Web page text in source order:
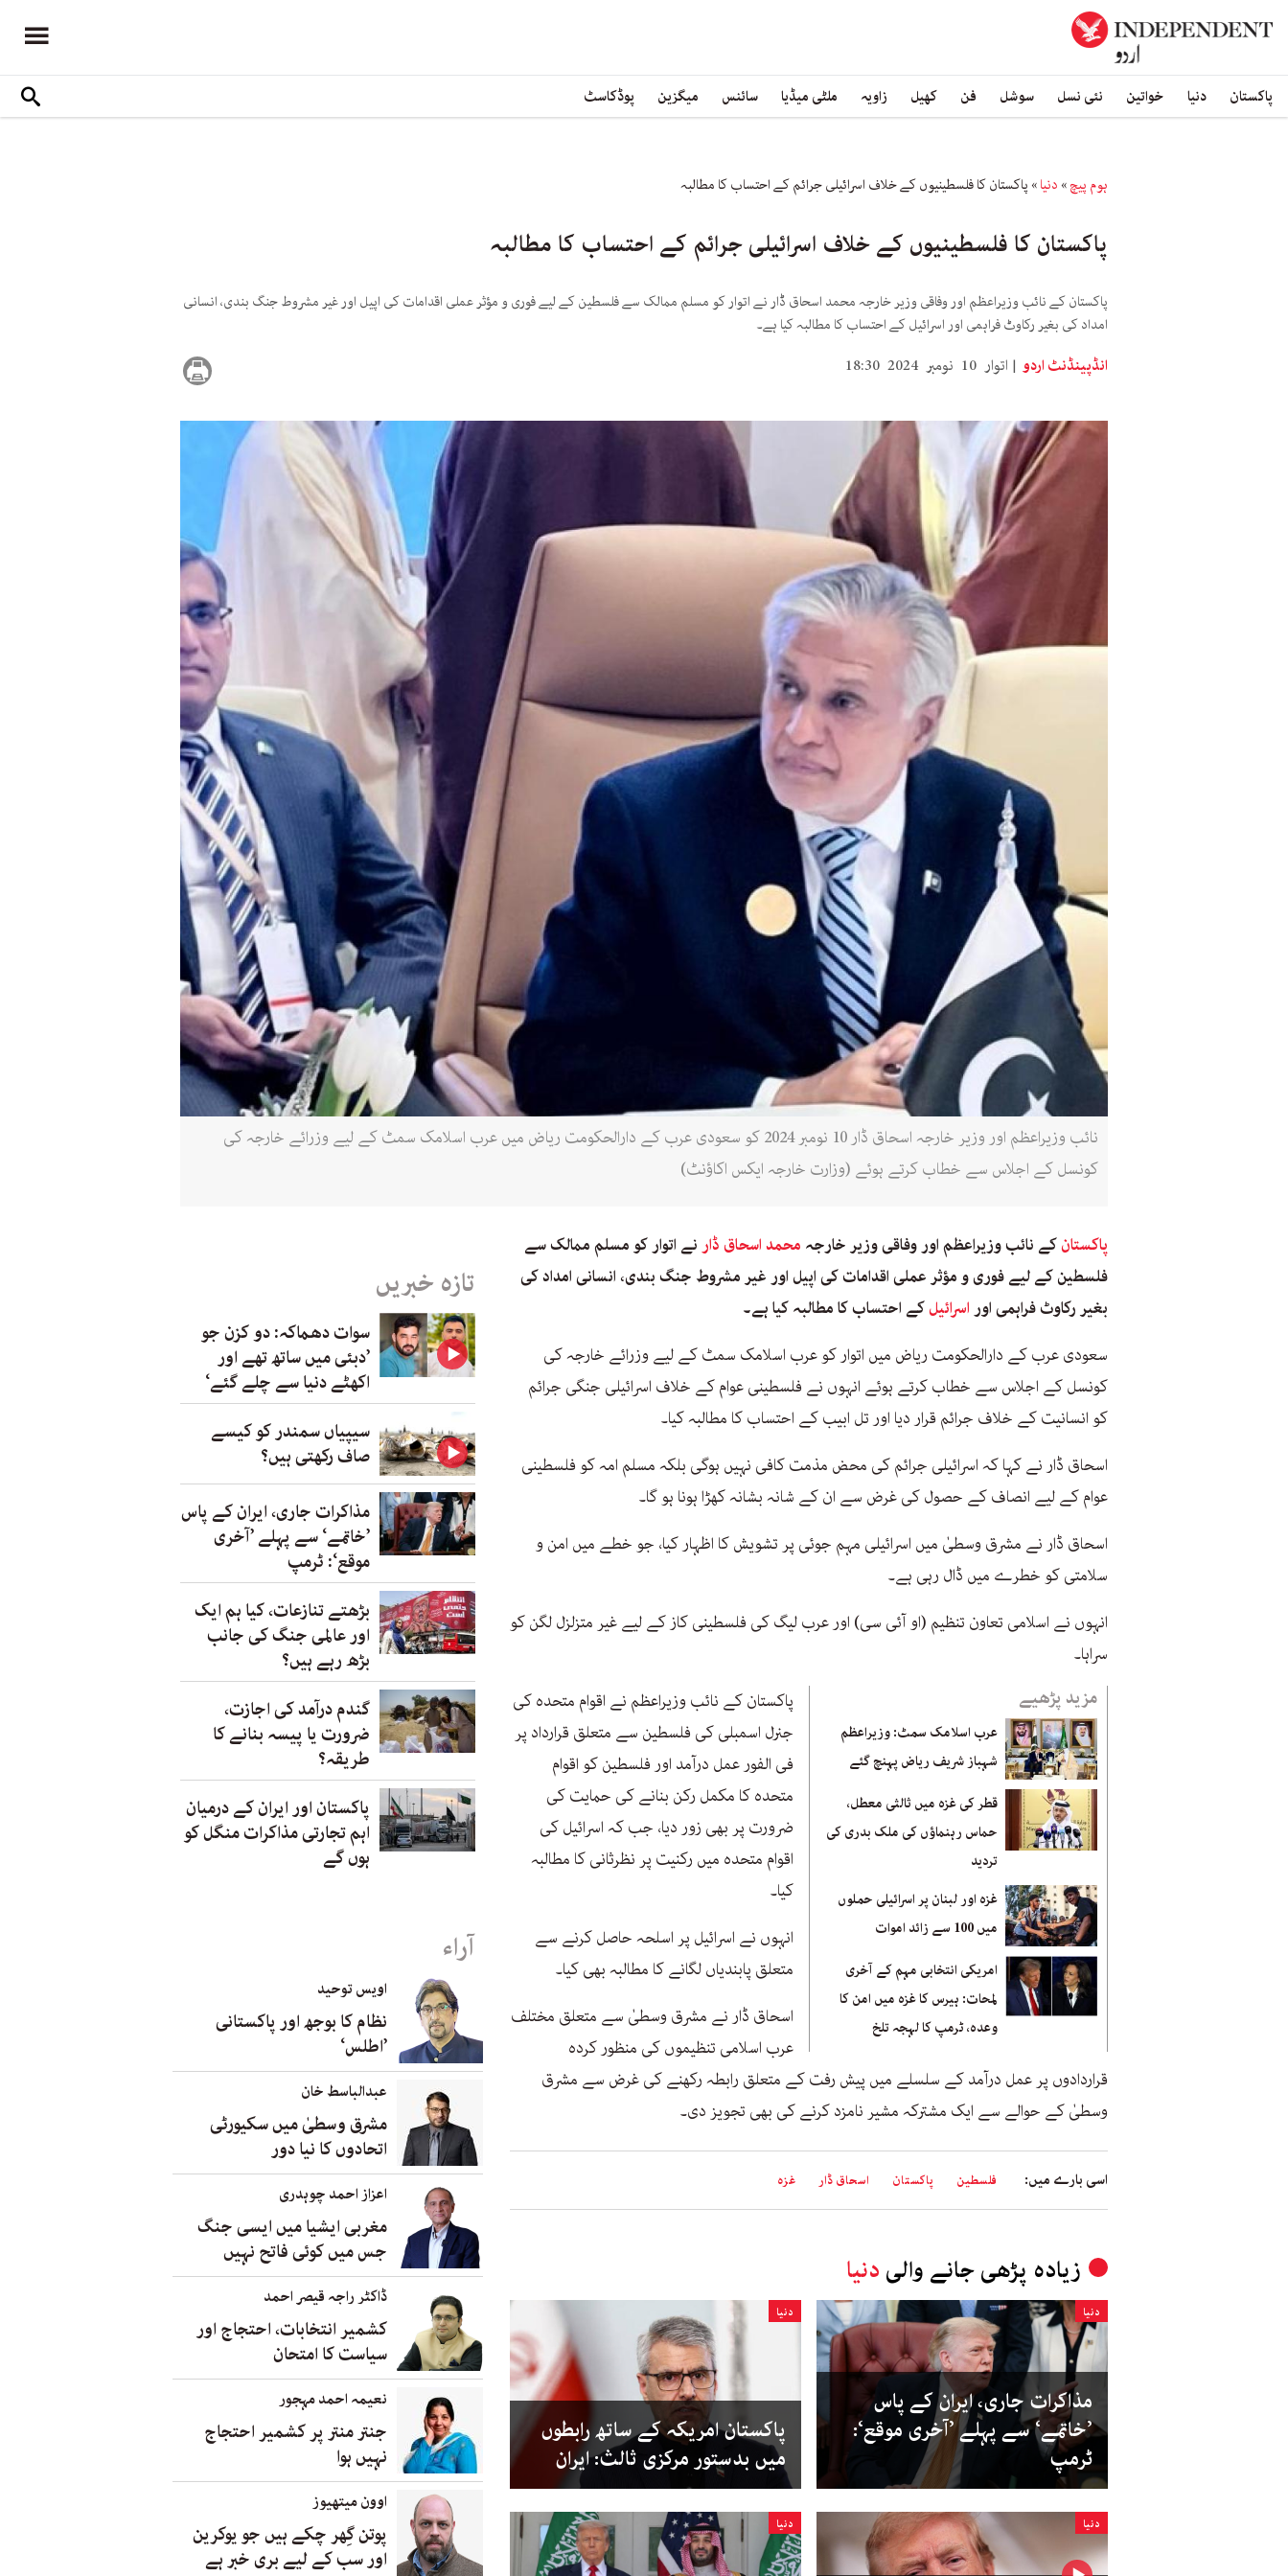
پاکستان دنیا خواتین نئی نسل سوشل فن کھیل زاویہ ملٹی میڈیا سائنس میگزین پوڈکاسٹ
ہوم پیچ» دنیا» پاکستان کا فلسطینیوں کے خلاف اسرائیلی جرائم کے احتساب کا مطالبہ
پاکستان کا فلسطینیوں کے خلاف اسرائیلی جرائم کے احتساب کا مطالبہ
پاکستان کے نائب وزیراعظم اور وفاقی وزیر خارجہ محمد اسحاق ڈار نے اتوار کو مسلم ممالک سے فلسطین کے لیے فوری و مؤثر عملی اقدامات کی اپیل اور غیر مشروط جنگ بندی، انسانی
امداد کی بغیر رکاوٹ فراہمی اور اسرائیل کے احتساب کا مطالبہ کیا ہے۔
انڈپینڈنٹ اردو اتوار 10 نومبر 2024 18:30
نائب وزیراعظم اور وزیر خارجہ اسحاق ڈار 10 نومبر 2024 کو سعودی عرب کے دارالحکومت ریاض میں عرب اسلامک سمٹ کے لیے وزرائے خارجہ کی
کونسل کے اجلاس سے خطاب کرتے ہوئے (وزارت خارجہ ایکس اکاؤنٹ)
پاکستانکے نائب وزیراعظم اور وفاقی وزیر خارجہ محمد اسحاق ڈار نے اتوار کو مسلم ممالک سے
فلسطین کے لیے فوری و مؤثر عملی اقدامات کی اپیل اور غیر مشروط جنگ بندی، انسانی امداد کی
بغیر رکاوٹ فراہمی اور اسرائیلکے احتساب کا مطالبہ کیا ہے۔
سعودی عرب کے دارالحکومت ریاض میں اتوار کو عرب اسلامک سمٹ کے لیے وزرائے خارجہ کی
کونسل کے اجلاس سے خطاب کرتے ہوئے انہوں نے فلسطینی عوام کے خلاف اسرائیلی جنگی جرائم
کو انسانیت کے خلاف جرائم قرار دیا اور تل ابیب کے احتساب کا مطالبہ کیا۔
اسحاق ڈار نے کہا کہ اسرائیلی جرائم کی محض مذمت کافی نہیں ہوگی بلکہ مسلم امہ کو فلسطینی
عوام کے لیے انصاف کے حصول کی غرض سے ان کے شانہ بشانہ کھڑا ہونا ہو گا۔
اسحاق ڈار نے مشرق وسطیٰ میں اسرائیلی مہم جوئی پر تشویش کا اظہار کیا، جو خطے میں امن و
سلامتی کو خطرے میں ڈال رہی ہے۔
انہوں نے اسلامی تعاون تنظیم (او آئی سی) اور عرب لیگ کی فلسطینی کاز کے لیے غیر متزلزل لگن کو
سراہا۔
مزید پڑھیے
عرب اسلامک سمٹ: وزیراعظم
شہباز شریف ریاض پہنچ گئے
قطر کی غزہ میں ثالثی معطل،
حماس رہنماؤں کی ملک بدری کی
تردید
غزہ اور لبنان پر اسرائیلی حملوں
میں 100 سے زائد اموات
امریکی انتخابی مہم کے آخری
لمحات: ہیرس کا غزہ میں امن کا
وعدہ، ٹرمپ کا لہجہ تلخ
پاکستان کے نائب وزیراعظم نے اقوام متحدہ کی
جنرل اسمبلی کی فلسطین سے متعلق قرارداد پر
فی الفور عمل درآمد اور فلسطین کو اقوام
متحدہ کا مکمل رکن بنانے کی حمایت کی
ضرورت پر بھی زور دیا، جب کہ اسرائیل کی
اقوام متحدہ میں رکنیت پر نظرثانی کا مطالبہ
کیا۔
انہوں نے اسرائیل پر اسلحہ حاصل کرنے سے
متعلق پابندیاں لگانے کا مطالبہ بھی کیا۔
اسحاق ڈار نے مشرق وسطیٰ سے متعلق مختلف
عرب اسلامی تنظیموں کی منظور کردہ
قراردادوں پر عمل درآمد کے سلسلے میں پیش رفت کے متعلق رابطہ رکھنے کی غرض سے مشرق
وسطیٰ کے حوالے سے ایک مشترکہ مشیر نامزد کرنے کی بھی تجویز دی۔
اسی بارے میں: فلسطین پاکستان اسحاق ڈار غزہ
زیادہ پڑھی جانے والی دنیا
دنیا
مذاکرات جاری، ایران کے پاس
’خاتمے‘ سے پہلے ’آخری موقع‘:
ٹرمپ
دنیا
پاکستان امریکہ کے ساتھ رابطوں
میں بدستور مرکزی ثالث: ایران
دنیا دنیا
تازہ خبریں
سوات دھماکہ: دو کزن جو
’دبئی میں ساتھ تھے اور
اکھٹے دنیا سے چلے گئے‘
سیپیاں سمندر کو کیسے
صاف رکھتی ہیں؟
مذاکرات جاری، ایران کے پاس
’خاتمے‘ سے پہلے ’آخری
موقع‘: ٹرمپ
بڑھتے تنازعات، کیا ہم ایک
اور عالمی جنگ کی جانب
بڑھ رہے ہیں؟
گندم درآمد کی اجازت،
ضرورت یا پیسہ بنانے کا
طریقہ؟
پاکستان اور ایران کے درمیان
اہم تجارتی مذاکرات منگل کو
ہوں گے
آراء
اویس توحید
نظام کا بوجھ اور پاکستانی
’اطلس‘
عبدالباسط خان
مشرق وسطیٰ میں سکیورٹی
اتحادوں کا نیا دور
اعزاز احمد چوہدری
مغربی ایشیا میں ایسی جنگ
جس میں کوئی فاتح نہیں
ڈاکٹر راجہ قیصر احمد
کشمیر انتخابات، احتجاج اور
سیاست کا امتحان
نعیمہ احمد مہجور
جنتر منتر پر کشمیر احتجاج
نہیں ہوا
اوون میتھیوز
پوتن گِھر چکے ہیں جو یوکرین
اور سب کے لیے بری خبر ہے